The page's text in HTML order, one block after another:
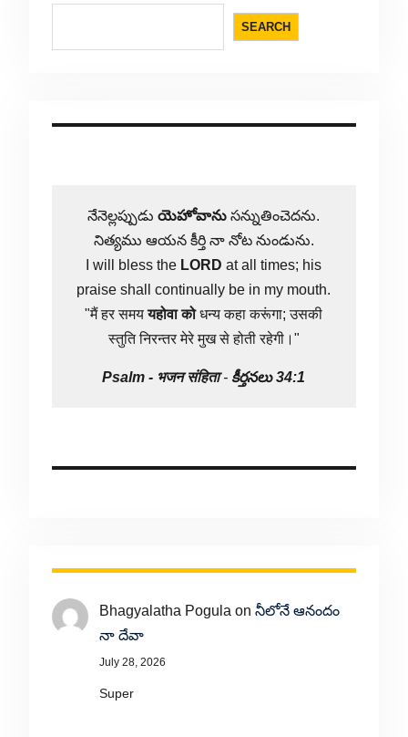
SEARCH
నేనెల్లప్పుడుయెహోవాను సన్నుతించెదను.
నిత్యము ఆయన కీర్తి నా నోట నుండును.
I will bless the LORD at all times; his
praise shall continually be in my mouth.
"मैं हर समययहोवा कोधन्य कहा करूंगा; उसकी
स्तुति निरन्तर मेरे मुख से होती रहेगी।"
Psalm - भजन संहिता- కీర్తనలు 34:1
Bhagyalatha Pogula on నీలోనే ఆనందం
నా దేవా
July 28, 2026
Super